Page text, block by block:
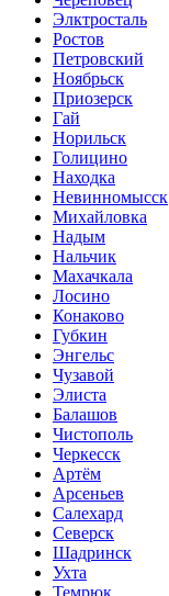
Элктросталь
Ростов
Петровский
Ноябрьск
Приозерск
Гай
Норильск
Голицино
Находка
Невинномысск
Михайловка
Надым
Нальчик
Махачкала
Лосино
Конаково
Губкин
Энгельс
Чузавой
Элиста
Балашов
Чистополь
Черкесск
Артём
Арсеньев
Салехард
Северск
Шадринск
Ухта
Темрюк